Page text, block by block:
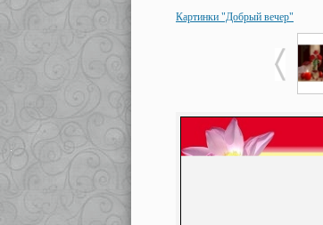
Картинки "Добрый вечер"